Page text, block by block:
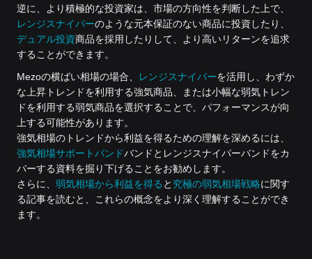
逆に、より積極的な投資家は、市場の方向性を判断した上で、
レンジスナイパーのような元本保証のない商品に投資したり、
デュアル投資商品を採用したりして、より高いリターンを追求
することができます。
Mezoの横ばい相場の場合、
レンジスナイパーを活用し、わずか
な上昇トレンドを利用する強気商品、または小幅な弱気トレン
ドを利用する弱気商品を選択することで、パフォーマンスが向
上する可能性があります。
強気相場のトレンドから利益を得るための理解を深めるには、
強気相場サポートバンドバンドとレンジスナイパーバンドをカ
バーする資料を掘り下げることをお勧めします。
さらに、 弱気相場から利益を得る と 究極の弱気相場戦略に関す
る記事を読むと、これらの概念をより深く理解することができ
ます。